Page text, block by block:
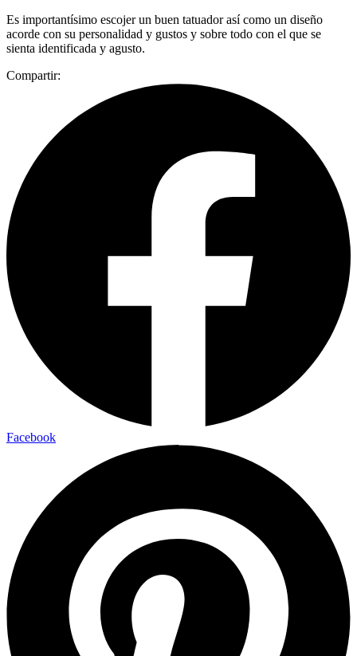
Es importantísimo escojer un buen tatuador así como un diseño
acorde con su personalidad y gustos y sobre todo con el que se
sienta identificada y agusto.
Compartir:
Facebook